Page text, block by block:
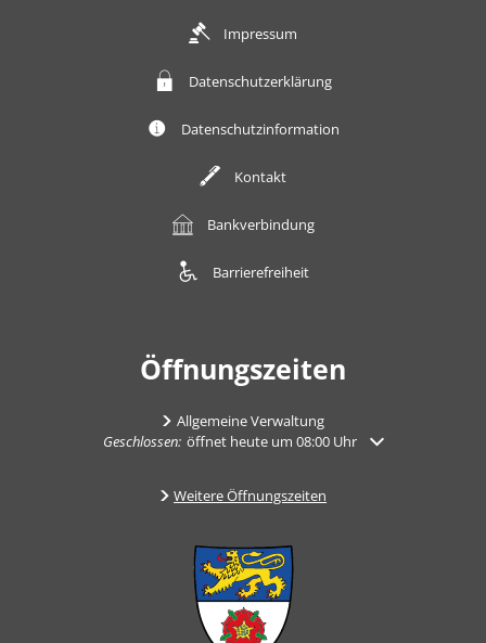
Impressum
Datenschutzerklärung
Datenschutzinformation
Kontakt
Bankverbindung
Barrierefreiheit
Öffnungszeiten
Allgemeine Verwaltung
Klicken, um weitere Öffnungs- oder Schließzeiten
Geschlossen: öffnet heute um 08:00 Uhr
Weitere Öffnungszeiten